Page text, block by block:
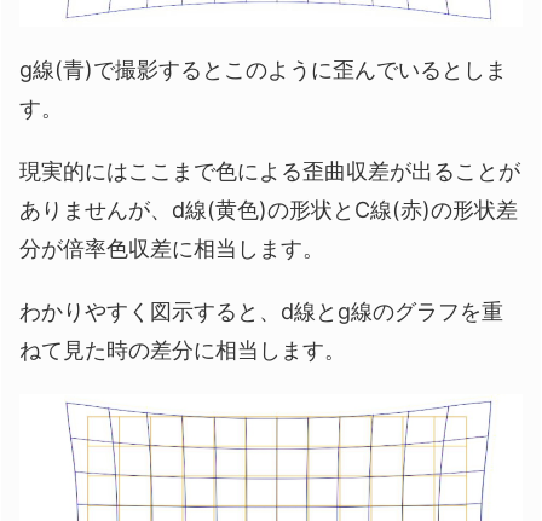
g線(青)で撮影するとこのように歪んでいるとしま
す。
現実的にはここまで色による歪曲収差が出ることが
ありませんが、d線(黄色)の形状とC線(赤)の形状差
分が倍率色収差に相当します。
わかりやすく図示すると、d線とg線のグラフを重
ねて見た時の差分に相当します。